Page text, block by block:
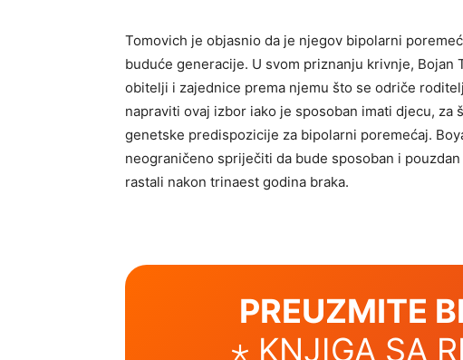
Tomovich je objasnio da je njegov bipolarni
buduće generacije. U svom priznanju krivnje, Bojan
obitelji i zajednice prema njemu što se odriče
napraviti ovaj izbor iako je sposoban imati djecu, za
genetske predispozicije za bipolarni poremećaj.
neograničeno spriječiti da bude sposoban i
rastali nakon trinaest godina braka.
PREUZMITE
⋆ KNJIGA SA